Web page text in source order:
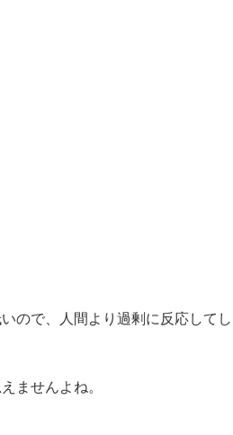
ので、人間より過剰に反応してし
ませんよね。